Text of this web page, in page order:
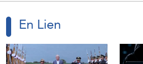
En Lien